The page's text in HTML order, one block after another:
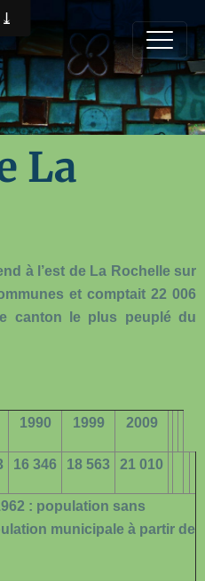
La
à l’est de La Rochelle sur
et comptait 22 006
canton le plus peuplé du
1990 1999 2009
16 346 18 563 21 010
: population sans
municipale à partir de